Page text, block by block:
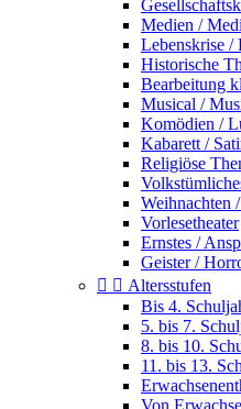
Medien /
Lebenskrise /
Historische
Bearbeitung
Musical /
Komödien /
Kabarett /
Religiöse
Weihnachten
Vorlesetheater
Ernstes /
Geister /
  Altersstufen
Bis 4.
5. bis 7.
8. bis 10.
11. bis 13.
Von